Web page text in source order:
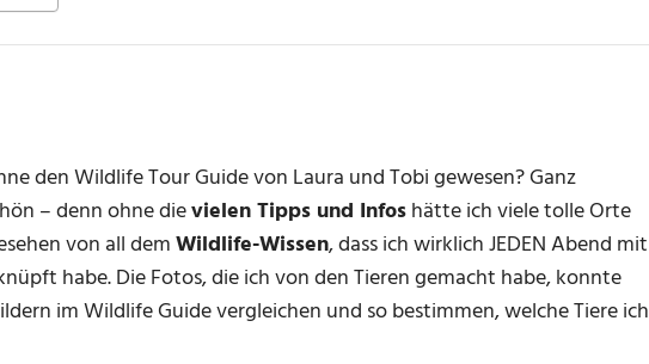
den Wildlife Tour Guide von Laura und Tobi gewesen? Ganz
– denn ohne dievielen Tipps und Infoshätte ich viele tolle Orte
von all demWildlife-Wissen, dass ich wirklich JEDEN Abend mit
habe. Die Fotos, die ich von den Tieren gemacht habe, konnte
im Wildlife Guide vergleichen und so bestimmen, welche Tiere ich